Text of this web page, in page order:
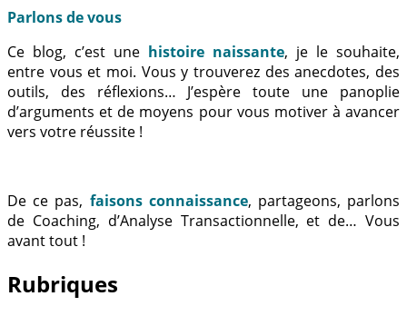
Parlons de vous
Ce blog, c’est une histoire naissante, je le souhaite,
entre vous et moi. Vous y trouverez des anecdotes, des
outils, des réflexions… J’espère toute une panoplie
d’arguments et de moyens pour vous motiver à avancer
vers votre réussite !
De ce pas, faisons connaissance, partageons, parlons
de Coaching, d’Analyse Transactionnelle, et de… Vous
avant tout !
Rubriques